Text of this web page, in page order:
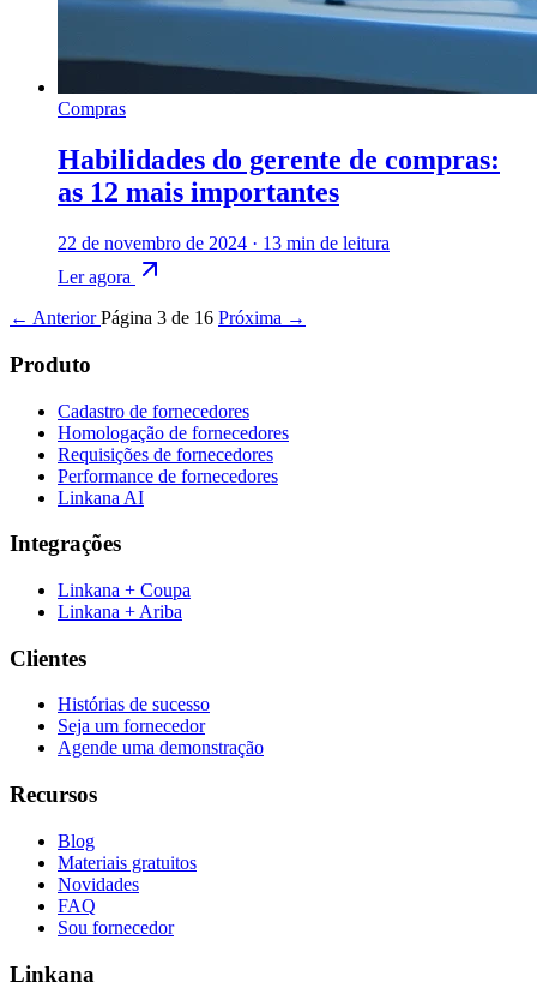
Compras
Habilidades do gerente de compras:
as 12 mais importantes
22 de novembro de 2024 · 13 min de leitura
Ler agora
← AnteriorPágina 3 de 16 Próxima →
Produto
Cadastro de fornecedores
Homologação de fornecedores
Requisições de fornecedores
Performance de fornecedores
Linkana AI
Integrações
Linkana + Coupa
Linkana + Ariba
Clientes
Histórias de sucesso
Seja um fornecedor
Agende uma demonstração
Recursos
Blog
Materiais gratuitos
Novidades
FAQ
Sou fornecedor
Linkana